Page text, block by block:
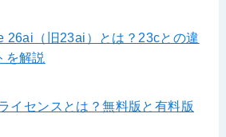
26ai（旧23ai）とは？23cとの違
を解説
イセンスとは？無料版と有料版